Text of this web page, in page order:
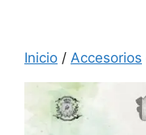
Inicio / Accesorios